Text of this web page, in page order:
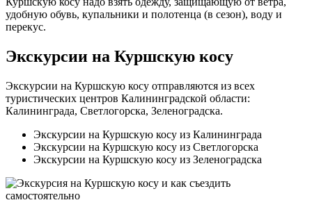
удобную обувь, купальники и полотенца (в сезон), воду и
перекус.
Экскурсии на Куршскую косу
Экскурсии на Куршскую косу отправляются из всех
туристических центров Калининградской области:
Калининграда, Светлогорска, Зеленоградска.
Экскурсии на Куршскую косу из Калининграда
Экскурсии на Куршскую косу из Светлогорска
Экскурсии на Куршскую косу из Зеленоградска